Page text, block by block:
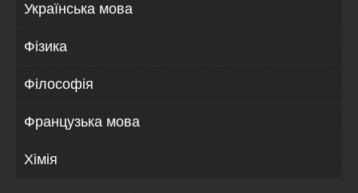
Українська мова
Фізика
Філософія
Французька мова
Хімія